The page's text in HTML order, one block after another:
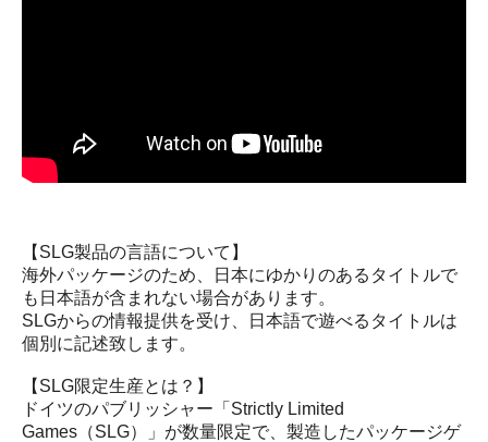
【SLG製品の言語について】
海外パッケージのため、日本にゆかりのあるタイトルで
も日本語が含まれない場合があります。
SLGからの情報提供を受け、日本語で遊べるタイトルは
個別に記述致します。
【SLG限定生産とは？】
ドイツのパブリッシャー「Strictly Limited
Games（SLG）」が数量限定で、製造したパッケージゲ